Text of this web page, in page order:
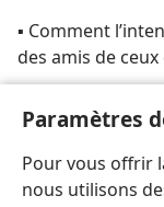
Paramètres
Pour vous offrir
nous utilisons
▪ Comment
des amis de
pouvons-​nous
▪ Qui peut nous
éternelles”, et